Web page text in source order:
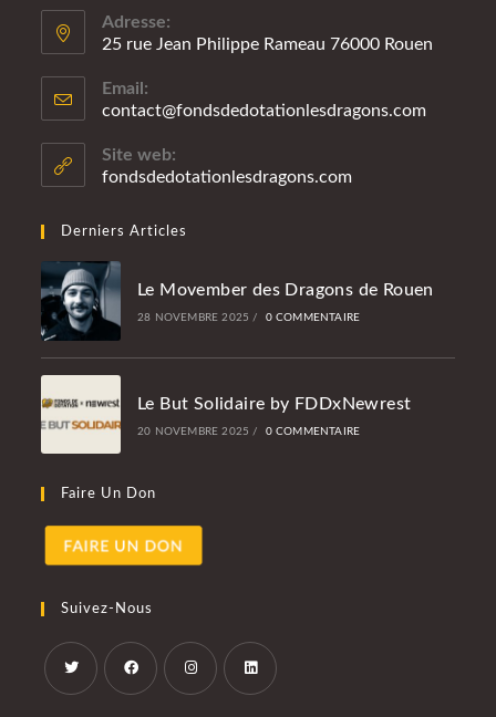
Adresse:
25 rue Jean Philippe Rameau 76000 Rouen
Email:
contact@fondsdedotationlesdragons.comS’ouvre
Site web:
fondsdedotationlesdragons.com
Derniers Articles
Le Movember des Dragons de Rouen
28 NOVEMBRE 2025 / 0 COMMENTAIRE
Le But Solidaire by FDDxNewrest
20 NOVEMBRE 2025 / 0 COMMENTAIRE
Faire Un Don
Suivez-Nous